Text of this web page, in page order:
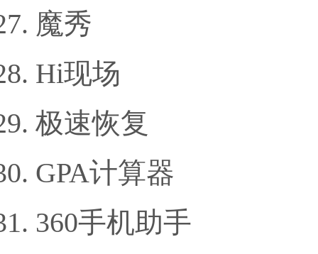
魔秀
Hi现场
极速恢复
GPA计算器
360手机助手